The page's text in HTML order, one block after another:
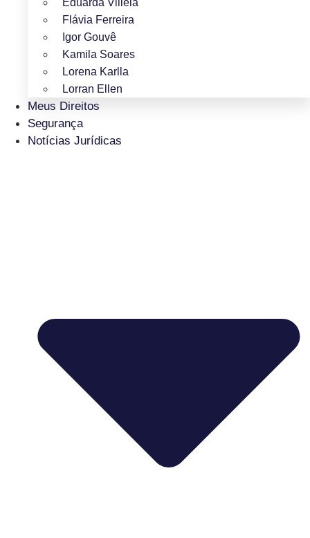
Eduarda Villela
Flávia Ferreira
Igor Gouvê
Kamila Soares
Lorena Karlla
Lorran Ellen
Meus Direitos
Segurança
Notícias Jurídicas